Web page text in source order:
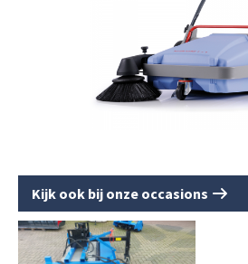
Kijk ook bij onze occasions